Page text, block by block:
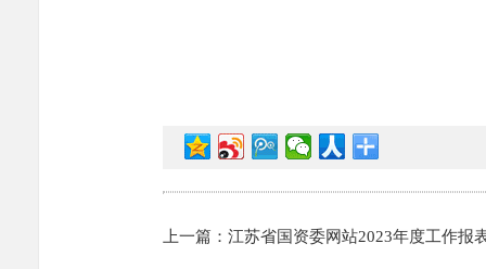
上一篇：江苏省国资委网站2023年度工作报